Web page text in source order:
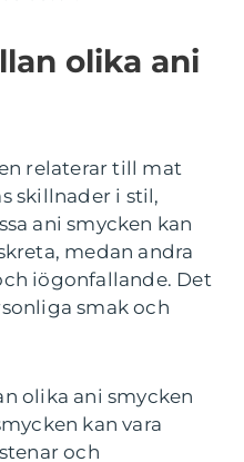
olika ani
relaterar till mat
skillnader i stil,
ani smycken kan
medan andra
iögonfallande. Det
smak och
olika ani smycken
kan vara
och